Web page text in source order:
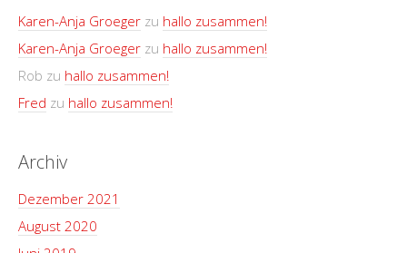
Karen-Anja Groeger zu hallo zusammen!
Karen-Anja Groeger zu hallo zusammen!
Rob zu hallo zusammen!
Fred zu hallo zusammen!
Archiv
Dezember 2021
August 2020